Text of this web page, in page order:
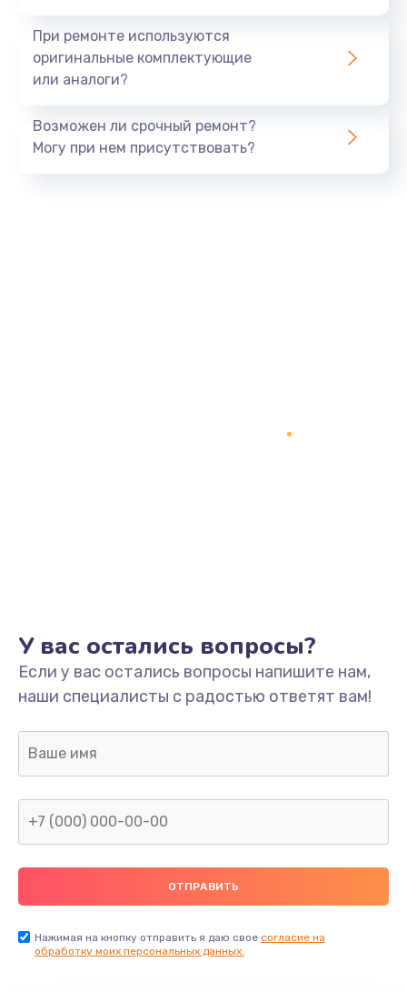
990 руб.
Замена USB порта
1060 руб.
Замена термопасты
995 руб.
Замена северного моста
2600 руб.
При ремонте используются
оригинальные комплектующие
или аналоги?
Возможен ли срочный ремонт?
Могу при нем присутствовать?
У вас остались вопросы?
Если у вас остались вопросы напишите нам,
наши специалисты с радостью ответят вам!
Нажимая на кнопку отправить я даю свое согласие на
обработку моих персональных данных.